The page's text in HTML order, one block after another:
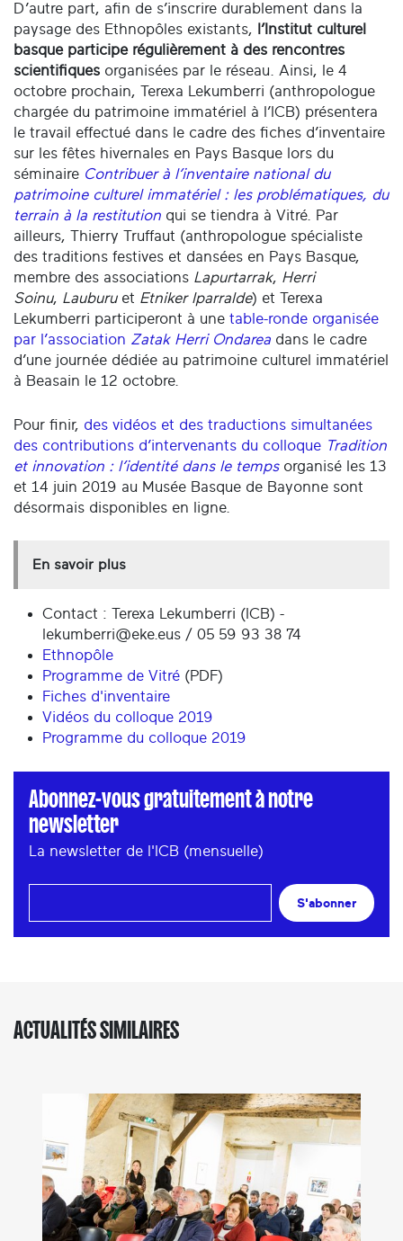
D’autre part, afin de s’inscrire durablement dans la
paysage des Ethnopôles existants, l’Institut culturel
basque participe régulièrement à des rencontres
scientifiques organisées par le réseau. Ainsi, le 4
octobre prochain, Terexa Lekumberri (anthropologue
chargée du patrimoine immatériel à l’ICB) présentera
le travail effectué dans le cadre des fiches d’inventaire
sur les fêtes hivernales en Pays Basque lors du
séminaire Contribuer à l’inventaire national du
patrimoine culturel immatériel : les problématiques, du
terrain à la restitution qui se tiendra à Vitré. Par
ailleurs, Thierry Truffaut (anthropologue spécialiste
des traditions festives et dansées en Pays Basque,
membre des associations Lapurtarrak, Herri
Soinu, Lauburuet Etniker Iparralde) et Terexa
Lekumberri participeront à une table-ronde organisée
par l’association Zatak Herri Ondarea dans le cadre
d’une journée dédiée au patrimoine culturel immatériel
à Beasain le 12 octobre.
Pour finir, des vidéos et des traductions simultanées
des contributions d’intervenants du colloque Tradition
et innovation : l’identité dans le tempsorganisé les 13
et 14 juin 2019 au Musée Basque de Bayonne sont
désormais disponibles en ligne.
En savoir plus
Contact : Terexa Lekumberri (ICB) -
lekumberri@eke.eus / 05 59 93 38 74
Ethnopôle
Programme de Vitré (PDF)
Fiches d'inventaire
Vidéos du colloque 2019
Programme du colloque 2019
Abonnez-vous gratuitement à notre
newsletter
La newsletter de l'ICB (mensuelle)
S'abonner
ACTUALITÉS SIMILAIRES